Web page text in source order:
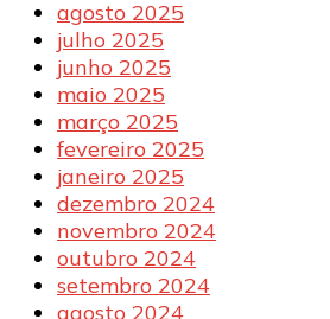
agosto 2025
julho 2025
junho 2025
maio 2025
março 2025
fevereiro 2025
janeiro 2025
dezembro 2024
novembro 2024
outubro 2024
setembro 2024
agosto 2024